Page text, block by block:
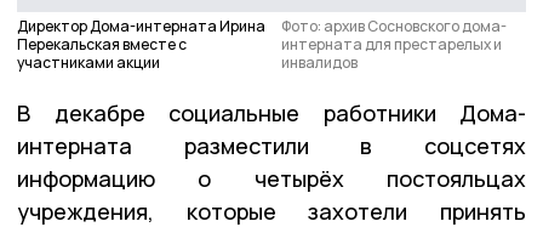
Директор Дома-интерната Ирина
Перекальская вместе с
участниками акции
Фото: архив Сосновского дома-
интерната для престарелых и
инвалидов
В декабре социальные работники Дома-
интерната разместили в соцсетях
информацию о четырёх постояльцах
учреждения, которые захотели принять